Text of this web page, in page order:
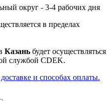
округ - 3-4 рабочих дня
в пределах
Казань будет осуществляться
службой CDEK.
и способах оплаты.